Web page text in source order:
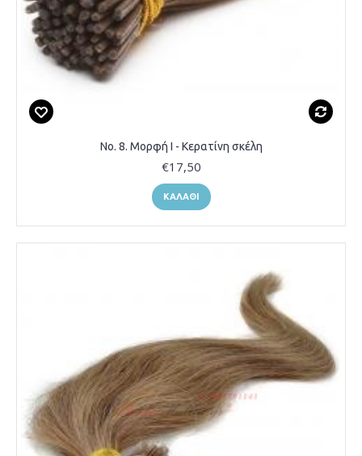
Νο. 8. Μορφή Ι - Κερατίνη σκέλη
€17,50
ΚΑΛΆΘΙ